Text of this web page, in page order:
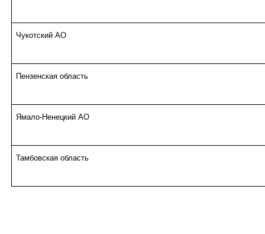
Чукотский АО
Пензенская область
Ямало-Ненецкий АО
Тамбовская область